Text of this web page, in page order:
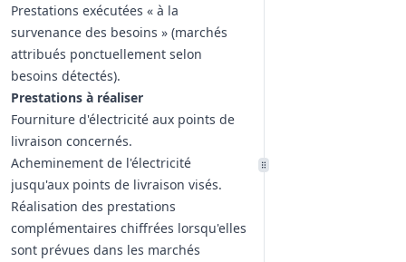
Prestations exécutées « à la
survenance des besoins » (marchés
attribués ponctuellement selon
besoins détectés).
Prestations à réaliser
Fourniture d'électricité aux points de
livraison concernés.
Acheminement de l'électricité
jusqu'aux points de livraison visés.
Réalisation des prestations
complémentaires chiffrées lorsqu'elles
sont prévues dans les marchés